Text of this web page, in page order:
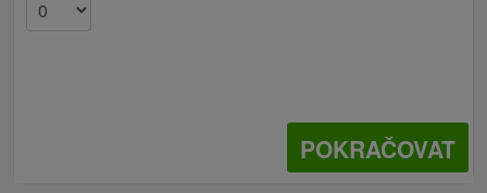
POKRAČOVAT